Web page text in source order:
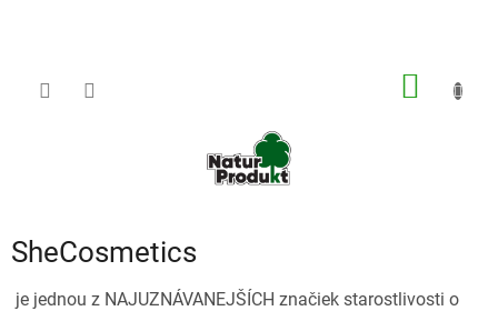
SheCosmetics
je jednou z NAJUZNÁVANEJŠÍCH značiek starostlivosti o